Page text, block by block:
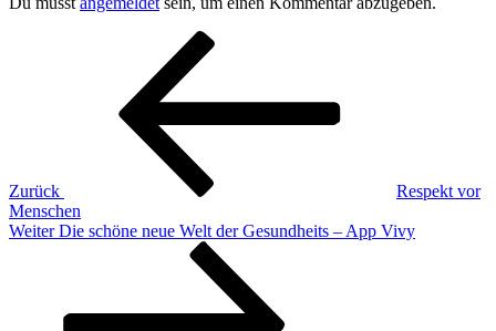
Beitragsnavigation
Zurück
Respekt vor
Menschen
Nächster
Weiter Die schöne neue Welt der Gesundheits – App Vivy